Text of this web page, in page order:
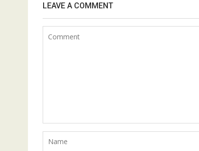
LEAVE A COMMENT